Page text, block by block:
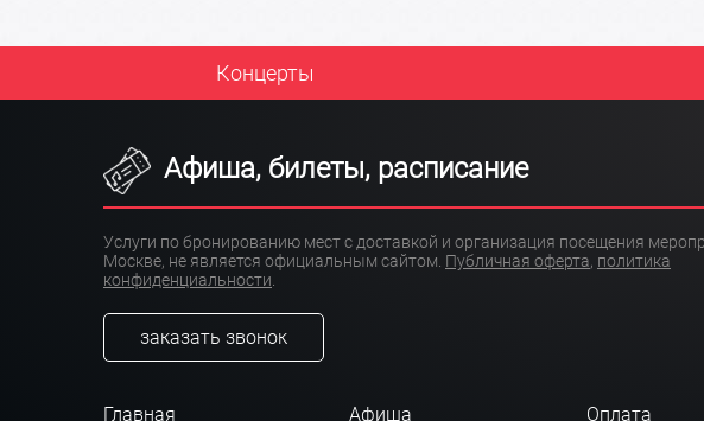
Концерты
Афиша, билеты, расписание
Услуги по бронированию мест с доставкой и организация посещения
Москве, не является официальным сайтом. Публичная оферта, политика
конфиденциальности
заказать звонок
Главная Афиша Оплата